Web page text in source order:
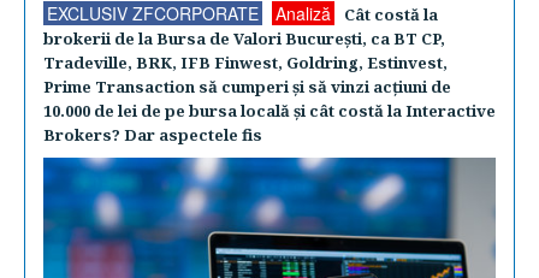
EXCLUSIV ZFCORPORATE Analiză
Cât costă la
brokerii de la Bursa de Valori Bucureşti, ca BT CP,
Tradeville, BRK, IFB Finwest, Goldring, Estinvest,
Prime Transaction să cumperi şi să vinzi acţiuni de
10.000 de lei de pe bursa locală şi cât costă la Interactive
Brokers? Dar aspectele fis